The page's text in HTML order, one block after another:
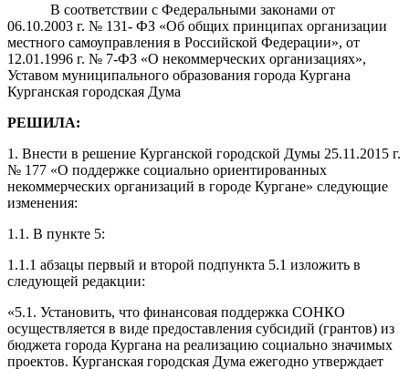
В соответствии с Федеральными законами от
06.10.2003 г. № 131- ФЗ «Об общих принципах организации
местного самоуправления в Российской Федерации», от
12.01.1996 г. № 7-ФЗ «О некоммерческих организациях»,
Уставом муниципального образования города Кургана
Курганская городская Дума
РЕШИЛА:
1. Внести в решение Курганской городской Думы 25.11.2015 г.
№ 177 «О поддержке социально ориентированных
некоммерческих организаций в городе Кургане» следующие
изменения:
1.1. В пункте 5:
1.1.1 абзацы первый и второй подпункта 5.1 изложить в
следующей редакции:
«5.1. Установить, что финансовая поддержка СОНКО
осуществляется в виде предоставления субсидий (грантов) из
бюджета города Кургана на реализацию социально значимых
проектов. Курганская городская Дума ежегодно утверждает